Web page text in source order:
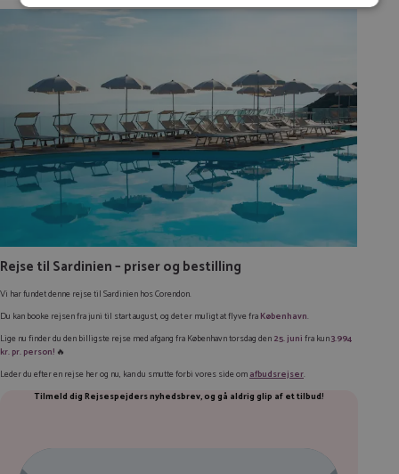
Rejse til Sardinien – priser og bestilling
Vi har fundet denne rejse til Sardinien hos Corendon.
Du kan booke rejsen fra juni til start august, og det er muligt at flyve fraKøbenhavn.
Lige nu finder du den billigste rejse med afgang fra København torsdag den25. junifra kun3.994
kr. pr. person! 🔥
Leder du efter en rejse her og nu, kan du smutte forbi vores side omafbudsrejser.
Tilmeld dig Rejsespejders nyhedsbrev, og gå aldrig glip af et tilbud!